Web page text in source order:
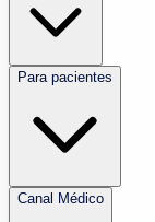
Para pacientes
Canal Médico